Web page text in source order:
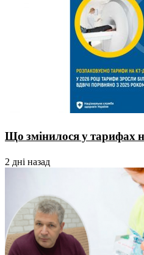
Що змінилося у тарифах
2 дні назад